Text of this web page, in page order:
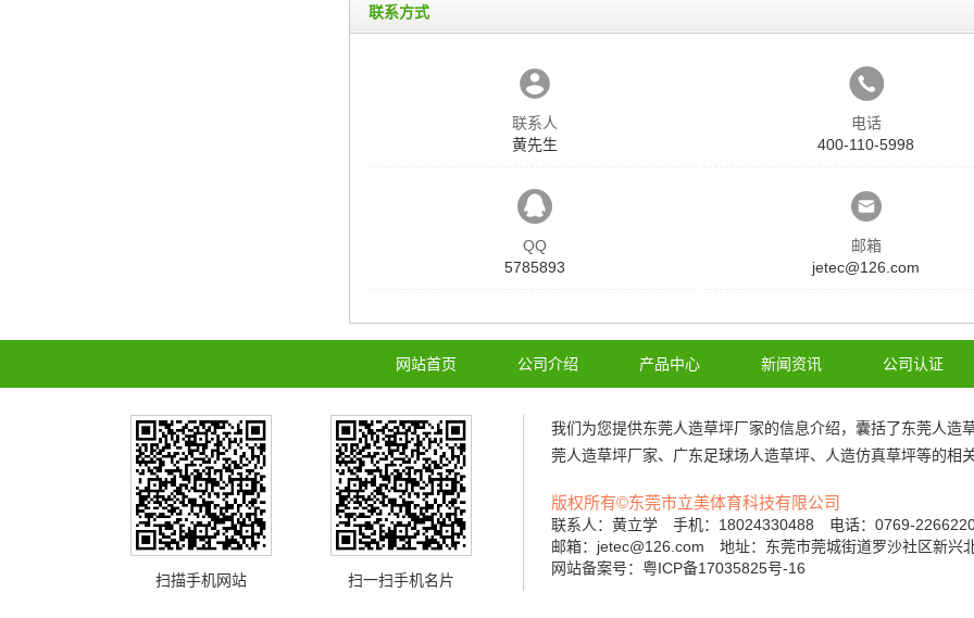
联系方式
联系人
黄先生
电话
400-110-5998
QQ
5785893
邮箱
jetec@126.com
网站首页 公司介绍 产品中心 新闻资讯 公司认证
扫描手机网站 扫一扫手机名片
我们为您提供东莞人造草坪厂家的信息介绍，囊括了东莞人造
莞人造草坪厂家、 广东足球场人造草坪、 人造仿真草坪等的相
版权所有©东莞市立美体育科技有限公司
联系人：黄立学 手机：18024330488 电话：0769-
邮箱：jetec@126.com 地址：东莞市莞城街道罗沙社区新兴
网站备案号：粤ICP备17035825号-16